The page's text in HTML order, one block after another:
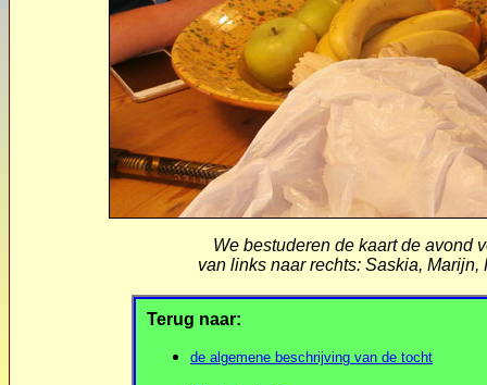
We bestuderen de kaart de avond
van links naar rechts: Saskia,
Terug naar:
de algemene beschrijving van de tocht